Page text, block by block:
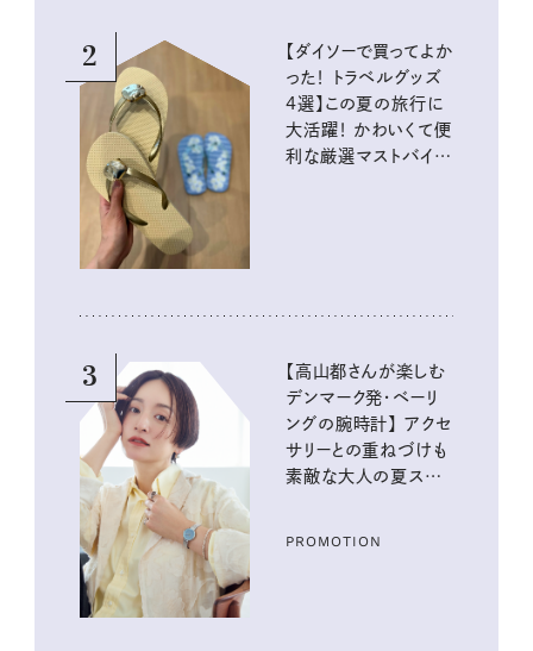
2
【ダイソーで買ってよか
った！ トラベルグッズ
4選】この夏の旅行に
大活躍！ かわいくて便
利な厳選マストバイア
3
【高山都さんが楽しむ
デンマーク発・ベーリ
ングの腕時計】 アクセ
サリーとの重ねづけも
素敵な大人の夏スタイ
PROMOTION